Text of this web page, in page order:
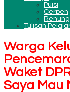
Puisi
Cerpen
Tulisan Pelajar
Warga
Waket
Saya Mau